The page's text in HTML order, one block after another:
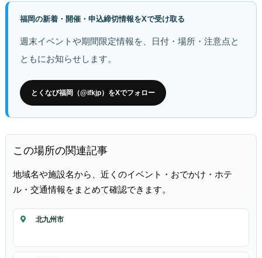
福岡の新着・開催・申込締切情報をXで受け取る
週末イベントや期間限定情報を、日付・場所・注意点と
ともにお知らせします。
とくなび福岡（@ifkjp）をXでフォロー
この場所の関連記事
地域名や施設名から、近くのイベント・おでかけ・ホテ
ル・交通情報をまとめて確認できます。
北九州市